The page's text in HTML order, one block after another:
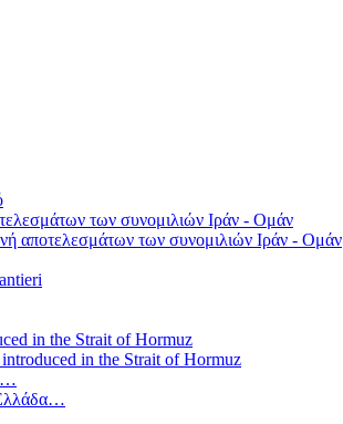
αποτελεσμάτων των συνομιλιών Ιράν - Ομάν
in the Strait of Hormuz